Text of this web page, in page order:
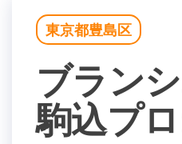
東京都豊島区
ブラン
駒込プ